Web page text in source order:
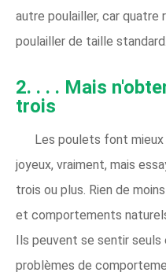
autre poulailler, car quatre
poulailler de taille standard.
2. . . . Mais
trois
Les poulets font mieux
joyeux, vraiment, mais
trois ou plus. Rien de
et comportements
Ils peuvent se sentir
problèmes de